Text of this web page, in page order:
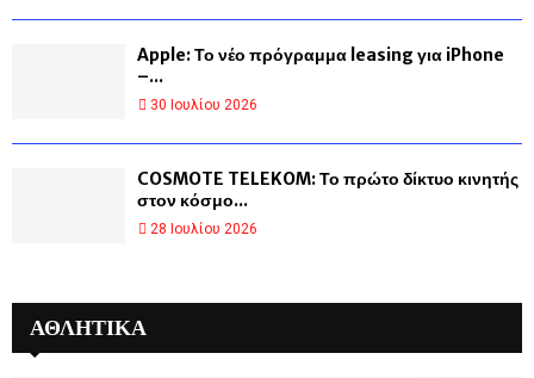
ΑΘΛΗΤΙΚΑ
Apple: Το νέο πρόγραμμα leasing για iPhone
–...
30 Ιουλίου 2026
COSMOTE TELEKOM: Το πρώτο δίκτυο κινητής
στον κόσμο...
28 Ιουλίου 2026